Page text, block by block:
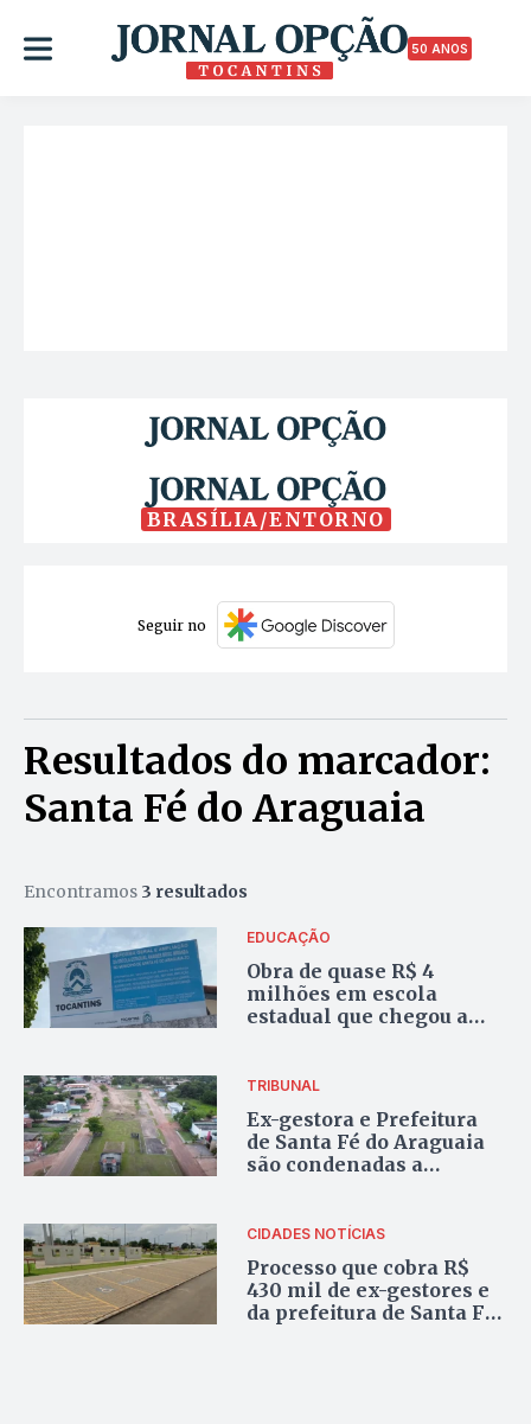
50 ANOS
BRASÍLIA/ENTORNO
Seguir no
Resultados do marcador:
Santa Fé do Araguaia
Encontramos 3 resultados
EDUCAÇÃO
Obra de quase R$ 4
milhões em escola
estadual que chegou a
TRIBUNAL
Ex-gestora e Prefeitura
de Santa Fé do Araguaia
são condenadas a
CIDADES NOTÍCIAS
Processo que cobra R$
430 mil de ex-gestores e
da prefeitura de Santa Fé